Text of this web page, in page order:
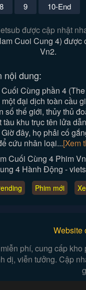
8 9 10-End
được cập nhật
Cuoi Cung 4)
Vn2.
nội dung:
Cùng phần 4
đại dịch toàn cầu
số thế giới, thủy thủ
tàu khu trục tên lửa
đây, họ phải cố
cứu nhân loại...[Xem
Cuối Cùng 4 Phim
4 Hành Động -
Phim mới
Website
phí, cung cấp
dị, viễn tưởng. Cập